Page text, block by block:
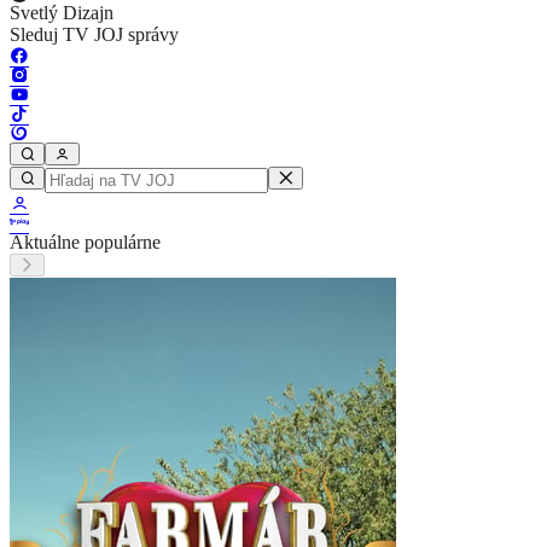
Svetlý Dizajn
Sleduj TV JOJ správy
Aktuálne populárne